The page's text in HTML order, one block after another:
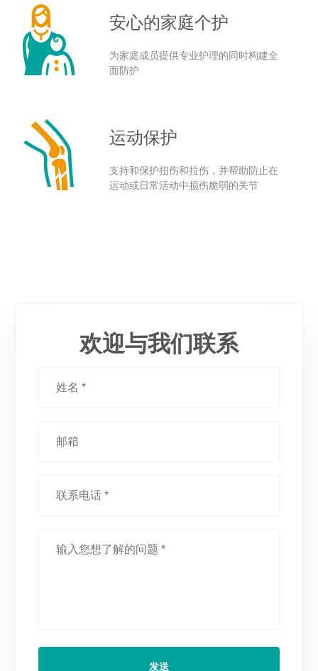
安心的家庭个护
为家庭成员提供专业护理的同时构建全
面防护
运动保护
支持和保护扭伤和拉伤，并帮助防止在
运动或日常活动中损伤脆弱的关节
欢迎与我们联系